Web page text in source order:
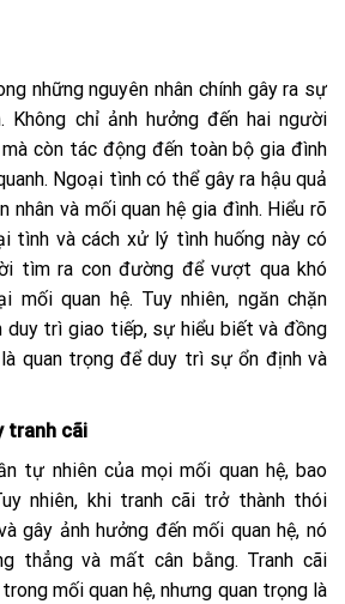
những nguyên nhân chính gây ra sự
Không chỉ ảnh hưởng đến hai người
còn tác động đến toàn bộ gia đình
Ngoại tình có thể gây ra hậu quả
nhân và mối quan hệ gia đình. Hiểu rõ
tình và cách xử lý tình huống này có
tìm ra con đường để vượt qua khó
mối quan hệ. Tuy nhiên, ngăn chặn
duy trì giao tiếp, sự hiểu biết và đồng
quan trọng để duy trì sự ổn định và
tranh cãi
tự nhiên của mọi mối quan hệ, bao
nhiên, khi tranh cãi trở thành thói
gây ảnh hưởng đến mối quan hệ, nó
thẳng và mất cân bằng. Tranh cãi
mối quan hệ, nhưng quan trọng là